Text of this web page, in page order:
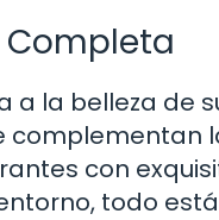
Completa
a la belleza de
complementan
con
todo